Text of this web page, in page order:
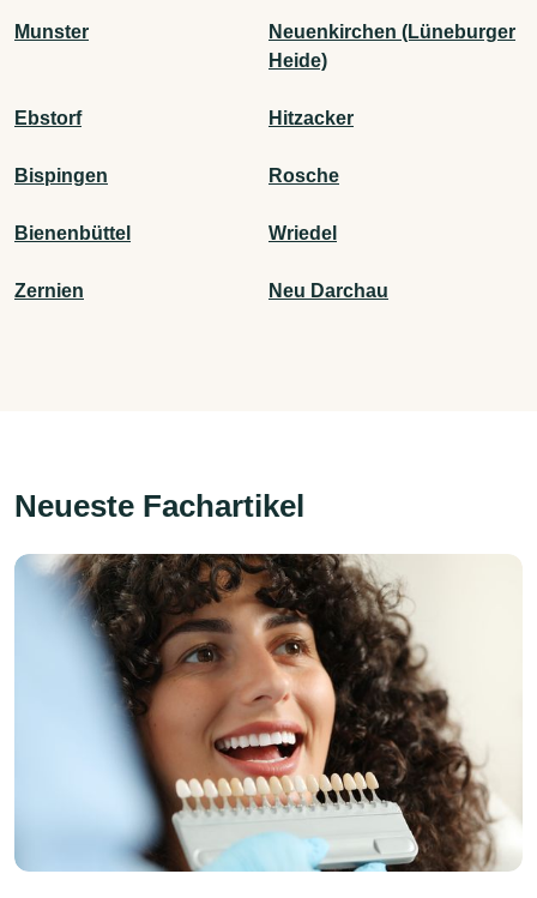
Munster
Neuenkirchen (Lüneburger
Heide)
Ebstorf Hitzacker
Bispingen Rosche
Bienenbüttel Wriedel
Zernien Neu Darchau
Neueste Fachartikel